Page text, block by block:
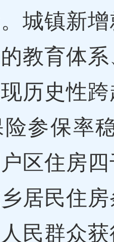
城镇新
的教育体
历史性
参保率
区住房
居民住
民群众